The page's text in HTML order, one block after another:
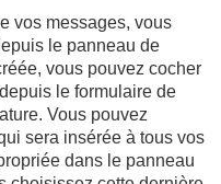
vos messages, vous
le panneau de
vous pouvez cocher
le formulaire de
Vous pouvez
sera insérée à tous vos
dans le panneau